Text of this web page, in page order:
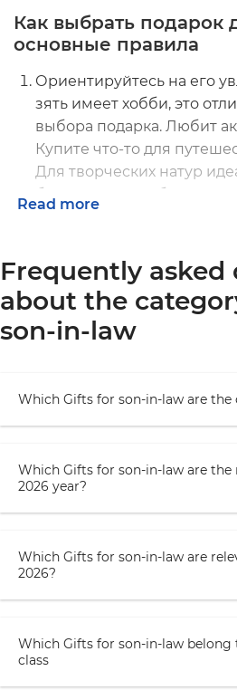
Как выбрать подарок
основные правила
Ориентируйтесь на его
зять имеет хобби, это
выбора подарка. Любит
Купите что-то для
Для творческих натур
блокноты, скетчбуки или
стандартных гелей для
произведут впечатление.
оригинальные и
всегда получают
подарка может быть не
зятю лучше
ставить новые цели и
инвестировать в
которые будут служить
удовольствие. Качество
чрезвычайно важен.
Read more
Frequently asked
about the
son-in-law
Which Gifts for son-in-law are the
Which Gifts for son-in-law are
2026 year?
Which Gifts for son-in-law are
2026?
Which Gifts for son-in-law
class